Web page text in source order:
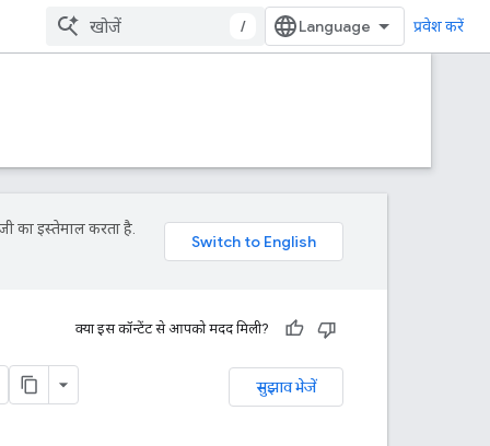
/ प्रवेश करें
का इस्तेमाल करता है.
क्या इस कॉन्टेंट से आपको मदद मिली?
सुझाव भेजें